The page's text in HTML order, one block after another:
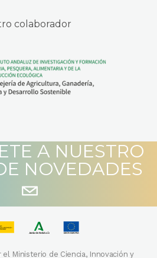
colaborador
A NUESTRO
NOVEDADES
Ministerio de Ciencia, Innovación y